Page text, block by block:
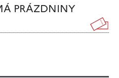
PRÁZDNINY